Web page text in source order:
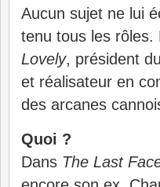
Aucun sujet ne lui
tenu tous les rôles.
Lovely, président
et réalisateur en
des arcanes
Quoi ?
Dans The Last